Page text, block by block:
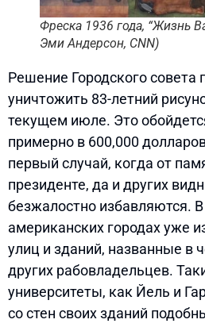
Фреска 1936 года, “Жизнь
Эми Андерсон, CNN)
Решение Городского совета
уничтожить 83-летний
текущем июле. Это
примерно в 600,000
первый случай, когда от
президенте, да и других
безжалостно избавляются.
американских городах уже
улиц и зданий, названные в
других рабовладельцев.
университеты, как Йель и
со стен своих зданий